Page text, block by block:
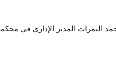
النمرات المدير الإداري في